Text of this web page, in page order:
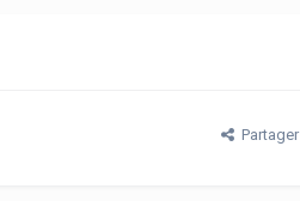
Partager